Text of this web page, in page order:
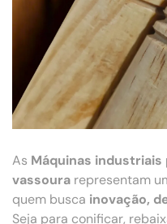
As Máquinas industriais
vassoura representam
quem busca inovação,
Seja para conificar,